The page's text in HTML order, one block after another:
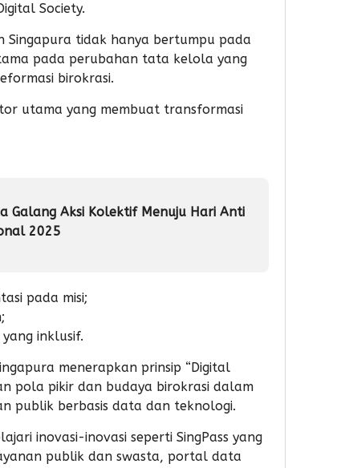
Society.
Singapura tidak hanya bertumpu pada
pada perubahan tata kelola yang
birokrasi.
utama yang membuat transformasi
Galang Aksi Kolektif Menuju Hari Anti
2025
pada misi;
inklusif.
menerapkan prinsip “Digital
pola pikir dan budaya birokrasi dalam
publik berbasis data dan teknologi.
inovasi-inovasi seperti SingPass yang
publik dan swasta, portal data